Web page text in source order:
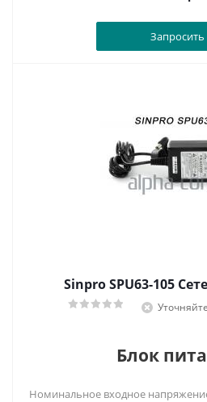
Запросить
Sinpro SPU63-105
Блок
Номинальное входное